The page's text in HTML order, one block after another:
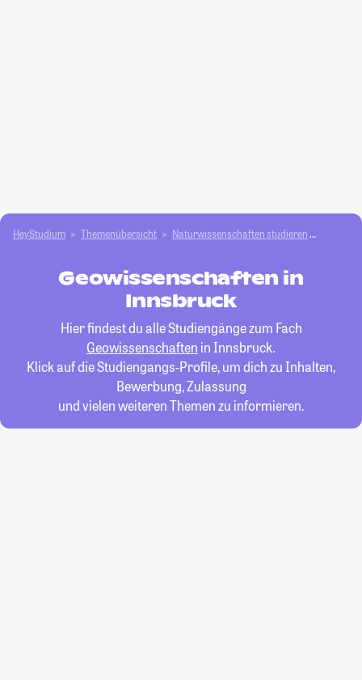
HeyStudium Themenübersicht Natur­wissenschaften studieren
Geowissenschaften in
Innsbruck
Hier findest du alle Studiengänge zum Fach
Geowissenschaften in Innsbruck.
Klick auf die Studiengangs-Profile, um dich zu Inhalten,
Bewerbung, Zulassung
und vielen weiteren Themen zu informieren.